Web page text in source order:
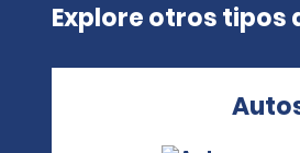
Explore otros tipos